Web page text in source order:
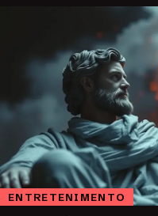
ENTRETENIMENTO